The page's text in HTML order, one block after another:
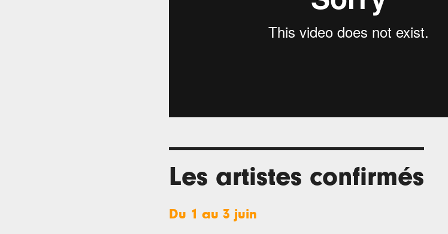
Les artistes confirmés
Du 1 au 3 juin